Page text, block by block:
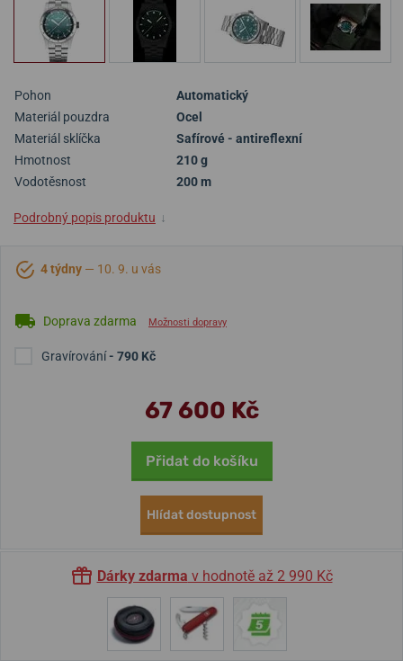
Pohon
Automatický
Materiál pouzdra
Ocel
Materiál sklíčka
Safírové - antireflexní
Hmotnost
210 g
Vodotěsnost
200 m
Podrobný popis produktu ↓
4 týdny — 10. 9. u vás
Doprava zdarma Možnosti dopravy
Gravírování- 790 Kč
67 600 Kč
Přidat do košíku
Hlídat dostupnost
Dárky zdarma v hodnotě až 2 990 Kč